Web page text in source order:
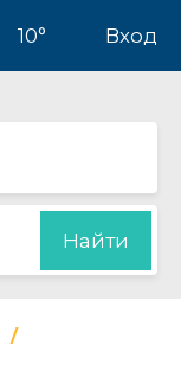
10° Вход
Найти